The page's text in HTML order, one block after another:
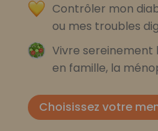
Contrôler mon
ou mes troubles
Vivre sereinement
en famille, la
Choisissez votre